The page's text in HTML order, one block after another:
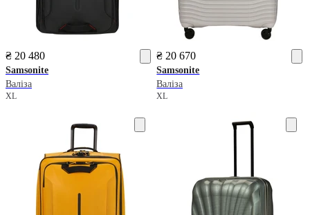
₴ 20 480
Samsonite
Валіза
XL
₴ 20 670
Samsonite
Валіза
XL